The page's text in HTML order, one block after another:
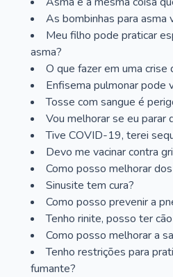
As bombinhas para asma
Meu filho pode praticar
asma?
O que fazer em uma crise
Enfisema pulmonar pode
Tosse com sangue é
Vou melhorar se eu parar
Tive COVID-19, terei
Devo me vacinar contra
Como posso melhorar
Sinusite tem cura?
Como posso prevenir a
Tenho rinite, posso ter
Como posso melhorar a
Tenho restrições para
fumante?